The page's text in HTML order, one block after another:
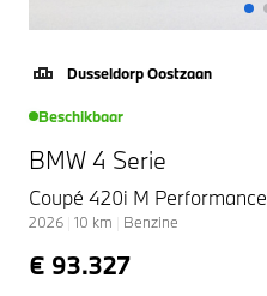
Dusseldorp Oostzaan
Beschikbaar
BMW 4 Serie
Coupé 420i M Performance
2026 10 km Benzine
€ 93.327